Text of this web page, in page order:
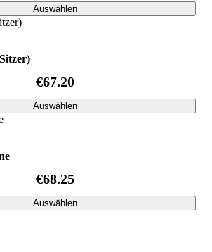
Auswählen
€67.20
Auswählen
€68.25
Auswählen